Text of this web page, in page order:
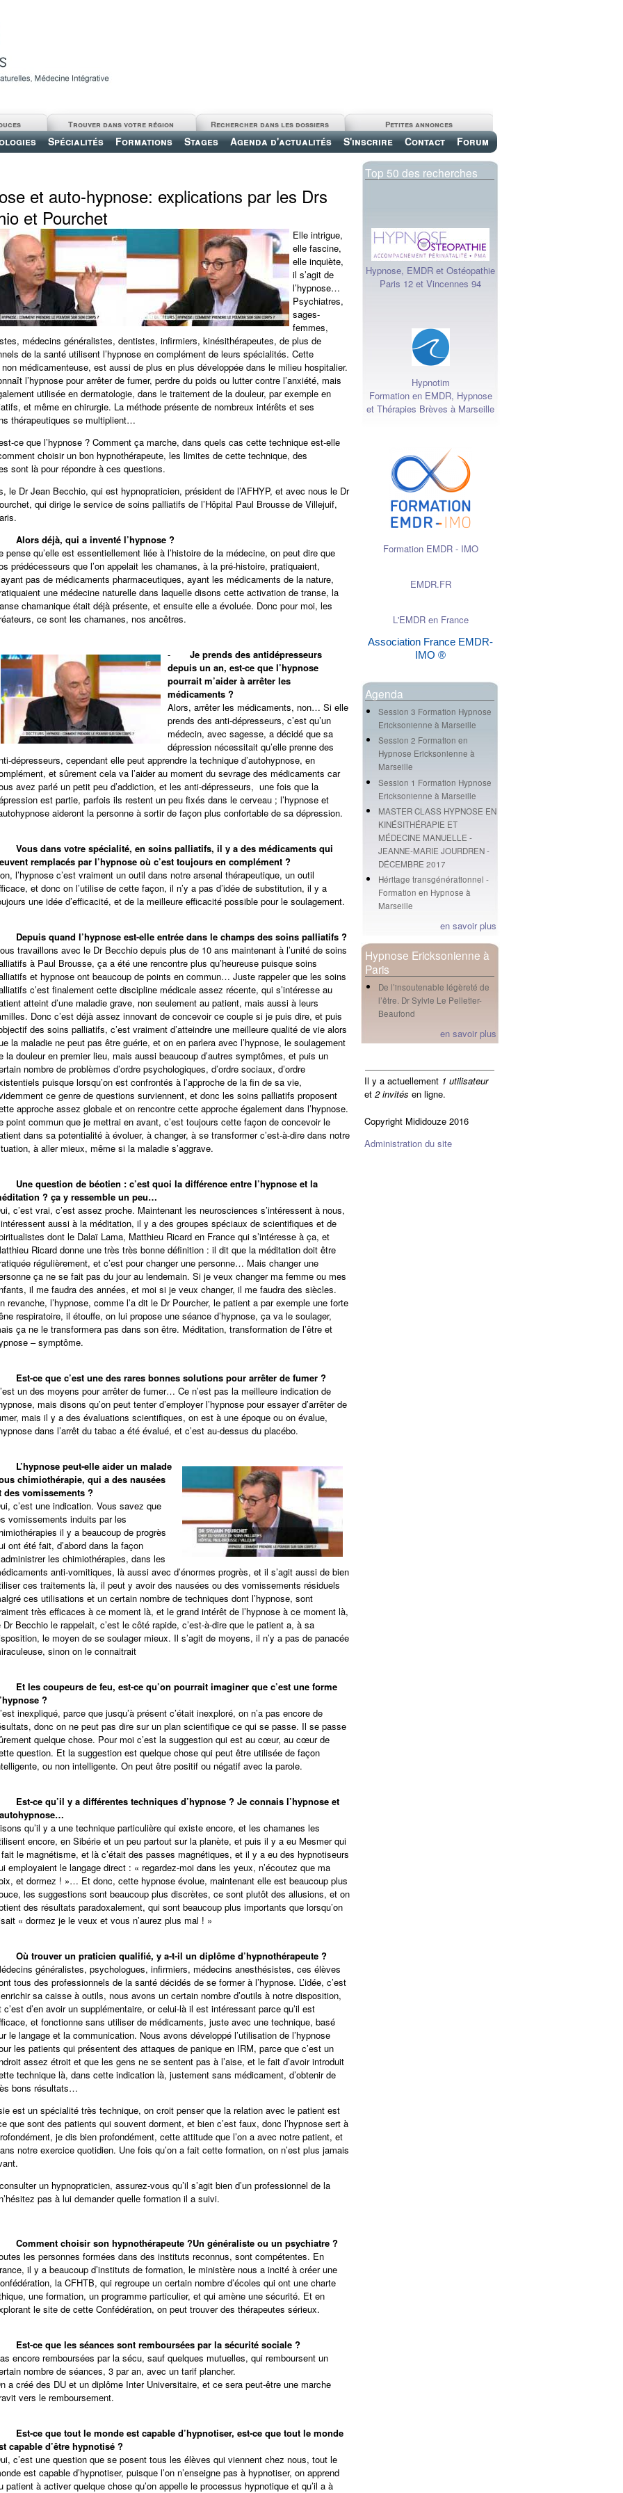
Spécialités Formations Stages Agenda d'actualités S'inscrire Contact Forum
Petites annonces
Rechercher dans les dossiers
Trouver dans votre région
et auto-hypnose: explications par les Drs
et Pourchet
Elle intrigue,
elle fascine,
elle inquiète,
il s’agit de
l’hypnose…
Psychiatres,
sages-
femmes,
médecins généralistes, dentistes, infirmiers, kinésithérapeutes, de plus de
de la santé utilisent l’hypnose en complément de leurs spécialités. Cette
médicamenteuse, est aussi de plus en plus développée dans le milieu hospitalier.
l’hypnose pour arrêter de fumer, perdre du poids ou lutter contre l’anxiété, mais
utilisée en dermatologie, dans le traitement de la douleur, par exemple en
et même en chirurgie. La méthode présente de nombreux intérêts et ses
thérapeutiques se multiplient…
ce que l’hypnose ? Comment ça marche, dans quels cas cette technique est-elle
choisir un bon hypnothérapeute, les limites de cette technique, des
sont là pour répondre à ces questions.
le Dr Jean Becchio, qui est hypnopraticien, président de l’AFHYP, et avec nous le Dr
qui dirige le service de soins palliatifs de l’Hôpital Paul Brousse de Villejuif,
Alors déjà, qui a inventé l’hypnose ?
pense qu’elle est essentiellement liée à l’histoire de la médecine, on peut dire que
prédécesseurs que l’on appelait les chamanes, à la pré-histoire, pratiquaient,
pas de médicaments pharmaceutiques, ayant les médicaments de la nature,
une médecine naturelle dans laquelle disons cette activation de transe, la
chamanique était déjà présente, et ensuite elle a évoluée. Donc pour moi, les
ce sont les chamanes, nos ancêtres.
- Je prends des antidépresseurs
depuis un an, est-ce que l’hypnose
pourrait m’aider à arrêter les
médicaments ?
Alors, arrêter les médicaments, non… Si elle
prends des anti-dépresseurs, c’est qu’un
médecin, avec sagesse, a décidé que sa
dépression nécessitait qu’elle prenne des
dépresseurs, cependant elle peut apprendre la technique d’autohypnose, en
et sûrement cela va l’aider au moment du sevrage des médicaments car
avez parlé un petit peu d’addiction, et les anti-dépresseurs, une fois que la
est partie, parfois ils restent un peu fixés dans le cerveau ; l’hypnose et
aideront la personne à sortir de façon plus confortable de sa dépression.
Vous dans votre spécialité, en soins palliatifs, il y a des médicaments qui
remplacés par l’hypnose où c’est toujours en complément ?
l’hypnose c’est vraiment un outil dans notre arsenal thérapeutique, un outil
et donc on l’utilise de cette façon, il n’y a pas d’idée de substitution, il y a
une idée d’efficacité, et de la meilleure efficacité possible pour le soulagement.
Depuis quand l’hypnose est-elle entrée dans le champs des soins palliatifs ?
travaillons avec le Dr Becchio depuis plus de 10 ans maintenant à l’unité de soins
à Paul Brousse, ça a été une rencontre plus qu’heureuse puisque soins
et hypnose ont beaucoup de points en commun… Juste rappeler que les soins
c’est finalement cette discipline médicale assez récente, qui s’intéresse au
atteint d’une maladie grave, non seulement au patient, mais aussi à leurs
Donc c’est déjà assez innovant de concevoir ce couple si je puis dire, et puis
des soins palliatifs, c’est vraiment d’atteindre une meilleure qualité de vie alors
la maladie ne peut pas être guérie, et on en parlera avec l’hypnose, le soulagement
la douleur en premier lieu, mais aussi beaucoup d’autres symptômes, et puis un
nombre de problèmes d’ordre psychologiques, d’ordre sociaux, d’ordre
puisque lorsqu’on est confrontés à l’approche de la fin de sa vie,
ce genre de questions surviennent, et donc les soins palliatifs proposent
approche assez globale et on rencontre cette approche également dans l’hypnose.
point commun que je mettrai en avant, c’est toujours cette façon de concevoir le
dans sa potentialité à évoluer, à changer, à se transformer c’est-à-dire dans notre
à aller mieux, même si la maladie s’aggrave.
Une question de béotien : c’est quoi la différence entre l’hypnose et la
? ça y ressemble un peu…
c’est vrai, c’est assez proche. Maintenant les neurosciences s’intéressent à nous,
aussi à la méditation, il y a des groupes spéciaux de scientifiques et de
dont le Dalaï Lama, Matthieu Ricard en France qui s’intéresse à ça, et
Ricard donne une très très bonne définition : il dit que la méditation doit être
régulièrement, et c’est pour changer une personne… Mais changer une
ça ne se fait pas du jour au lendemain. Si je veux changer ma femme ou mes
il me faudra des années, et moi si je veux changer, il me faudra des siècles.
revanche, l’hypnose, comme l’a dit le Dr Pourcher, le patient a par exemple une forte
respiratoire, il étouffe, on lui propose une séance d’hypnose, ça va le soulager,
ça ne le transformera pas dans son être. Méditation, transformation de l’être et
– symptôme.
Est-ce que c’est une des rares bonnes solutions pour arrêter de fumer ?
un des moyens pour arrêter de fumer… Ce n’est pas la meilleure indication de
mais disons qu’on peut tenter d’employer l’hypnose pour essayer d’arrêter de
mais il y a des évaluations scientifiques, on est à une époque ou on évalue,
dans l’arrêt du tabac a été évalué, et c’est au-dessus du placébo.
L’hypnose peut-elle aider un malade
chimiothérapie, qui a des nausées
des vomissements ?
c’est une indication. Vous savez que
vomissements induits par les
il y a beaucoup de progrès
ont été fait, d’abord dans la façon
les chimiothérapies, dans les
anti-vomitiques, là aussi avec d’énormes progrès, et il s’agit aussi de bien
ces traitements là, il peut y avoir des nausées ou des vomissements résiduels
ces utilisations et un certain nombre de techniques dont l’hypnose, sont
très efficaces à ce moment là, et le grand intérêt de l’hypnose à ce moment là,
Dr Becchio le rappelait, c’est le côté rapide, c’est-à-dire que le patient a, à sa
le moyen de se soulager mieux. Il s’agit de moyens, il n’y a pas de panacée
sinon on le connaitrait
Et les coupeurs de feu, est-ce qu’on pourrait imaginer que c’est une forme
?
inexpliqué, parce que jusqu’à présent c’était inexploré, on n’a pas encore de
donc on ne peut pas dire sur un plan scientifique ce qui se passe. Il se passe
quelque chose. Pour moi c’est la suggestion qui est au cœur, au cœur de
question. Et la suggestion est quelque chose qui peut être utilisée de façon
ou non intelligente. On peut être positif ou négatif avec la parole.
Est-ce qu’il y a différentes techniques d’hypnose ? Je connais l’hypnose et
qu’il y a une technique particulière qui existe encore, et les chamanes les
encore, en Sibérie et un peu partout sur la planète, et puis il y a eu Mesmer qui
le magnétisme, et là c’était des passes magnétiques, et il y a eu des hypnotiseurs
employaient le langage direct : « regardez-moi dans les yeux, n’écoutez que ma
et dormez ! »… Et donc, cette hypnose évolue, maintenant elle est beaucoup plus
les suggestions sont beaucoup plus discrètes, ce sont plutôt des allusions, et on
des résultats paradoxalement, qui sont beaucoup plus importants que lorsqu’on
« dormez je le veux et vous n’aurez plus mal ! »
Où trouver un praticien qualifié, y a-t-il un diplôme d’hypnothérapeute ?
généralistes, psychologues, infirmiers, médecins anesthésistes, ces élèves
tous des professionnels de la santé décidés de se former à l’hypnose. L’idée, c’est
sa caisse à outils, nous avons un certain nombre d’outils à notre disposition,
c’est d’en avoir un supplémentaire, or celui-là il est intéressant parce qu’il est
et fonctionne sans utiliser de médicaments, juste avec une technique, basé
le langage et la communication. Nous avons développé l’utilisation de l’hypnose
les patients qui présentent des attaques de panique en IRM, parce que c’est un
assez étroit et que les gens ne se sentent pas à l’aise, et le fait d’avoir introduit
technique là, dans cette indication là, justement sans médicament, d’obtenir de
bons résultats…
est un spécialité très technique, on croit penser que la relation avec le patient est
que sont des patients qui souvent dorment, et bien c’est faux, donc l’hypnose sert à
je dis bien profondément, cette attitude que l’on a avec notre patient, et
notre exercice quotidien. Une fois qu’on a fait cette formation, on n’est plus jamais
un hypnopraticien, assurez-vous qu’il s’agit bien d’un professionnel de la
pas à lui demander quelle formation il a suivi.
Comment choisir son hypnothérapeute ?Un généraliste ou un psychiatre ?
les personnes formées dans des instituts reconnus, sont compétentes. En
il y a beaucoup d’instituts de formation, le ministère nous a incité à créer une
la CFHTB, qui regroupe un certain nombre d’écoles qui ont une charte
une formation, un programme particulier, et qui amène une sécurité. Et en
le site de cette Confédération, on peut trouver des thérapeutes sérieux.
Est-ce que les séances sont remboursées par la sécurité sociale ?
encore remboursées par la sécu, sauf quelques mutuelles, qui remboursent un
nombre de séances, 3 par an, avec un tarif plancher.
a créé des DU et un diplôme Inter Universitaire, et ce sera peut-être une marche
vers le remboursement.
Est-ce que tout le monde est capable d’hypnotiser, est-ce que tout le monde
capable d’être hypnotisé ?
c’est une question que se posent tous les élèves qui viennent chez nous, tout le
est capable d’hypnotiser, puisque l’on n’enseigne pas à hypnotiser, on apprend
patient à activer quelque chose qu’on appelle le processus hypnotique et qu’il a à
Top 50 des recherches
Hypnose, EMDR et Ostéopathie
Paris 12 et Vincennes 94
Hypnotim
Formation en EMDR, Hypnose
et Thérapies Brèves à Marseille
Formation EMDR - IMO
EMDR.FR
L'EMDR en France
Association France EMDR-
IMO ®
Agenda
Session 3 Formation Hypnose
Ericksonienne à Marseille
Session 2 Formation en
Hypnose Ericksonienne à
Marseille
Session 1 Formation Hypnose
Ericksonienne à Marseille
MASTER CLASS HYPNOSE EN
KINÉSITHÉRAPIE ET
MÉDECINE MANUELLE -
JEANNE-MARIE JOURDREN -
DÉCEMBRE 2017
Héritage transgénérationnel -
Formation en Hypnose à
Marseille
en savoir plus
Hypnose Ericksonienne à
Paris
De l’insoutenable légèreté de
l’être. Dr Sylvie Le Pelletier-
Beaufond
en savoir plus
Il y a actuellement 1 utilisateur
et 2 invités en ligne.
Copyright Mididouze 2016
Administration du site